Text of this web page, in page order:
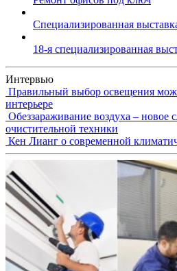
Специализированная
18-я специализированная
Интервью
Правильный выбор освещения
интерьере
Обеззараживание воздуха – новое
очистительной техники
Кен Лианг о современной